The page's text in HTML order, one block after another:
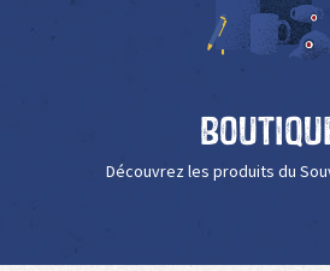
Découvrez les produits du